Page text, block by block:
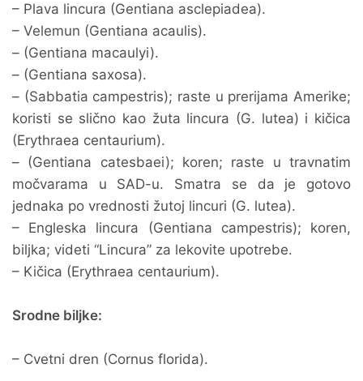
– Plava lincura (Gentiana asclepiadea).
– Velemun (Gentiana acaulis).
– (Gentiana macaulyi).
– (Gentiana saxosa).
– (Sabbatia campestris); raste u prerijama Amerike;
koristi se slično kao žuta lincura (G. lutea) i kičica
(Erythraea centaurium).
– (Gentiana catesbaei); koren; raste u travnatim
močvarama u SAD-u. Smatra se da je gotovo
jednaka po vrednosti žutoj lincuri (G. lutea).
– Engleska lincura (Gentiana campestris); koren,
biljka; videti “Lincura” za lekovite upotrebe.
– Kičica (Erythraea centaurium).
Srodne biljke:
– Cvetni dren (Cornus florida).